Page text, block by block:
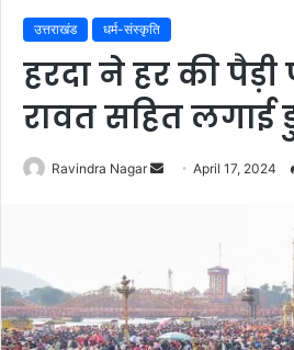
उत्तराखंड धर्म-संस्कृति
हरदा ने हर की पैड़ी
रावत सहित लगाई
Ravindra Nagar
SendApril 17, 2024